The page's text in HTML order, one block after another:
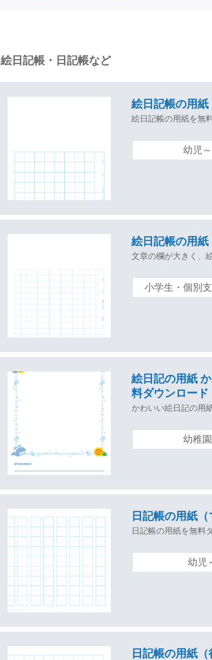
絵日記帳・日記帳など
絵日記帳の用
絵日記帳の用紙を無
幼児
絵日記帳の用
文章の欄が大きく、
小学生・個別
絵日記の用紙
料ダウンロード
かわいい絵日記の用
幼稚
日記帳の用紙
日記帳の用紙を無料
幼児
日記帳の用紙